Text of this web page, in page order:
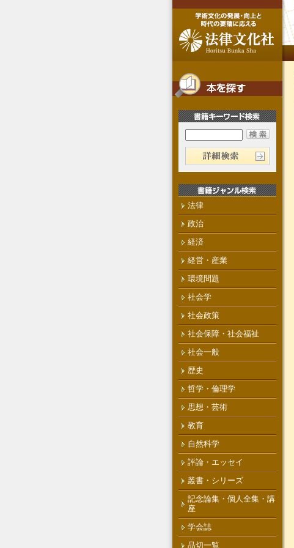
法律
政治
経済
経営・産業
環境問題
社会学
社会政策
社会保障・社会福祉
社会一般
歴史
哲学・倫理学
思想・芸術
教育
自然科学
評論・エッセイ
叢書・シリーズ
記念論集・個人全集・講
座
学会誌
品切一覧